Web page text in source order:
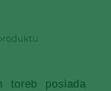
toreb posiada